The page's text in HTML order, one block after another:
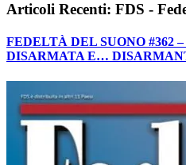
Articoli Recenti: FDS -
FEDELTÀ DEL SUONO #362
DISARMATA E…